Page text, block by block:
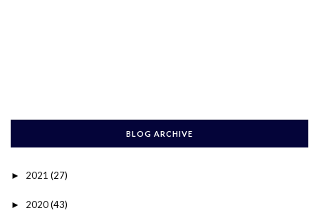
BLOG ARCHIVE
► 2021 (27)
► 2020(43)